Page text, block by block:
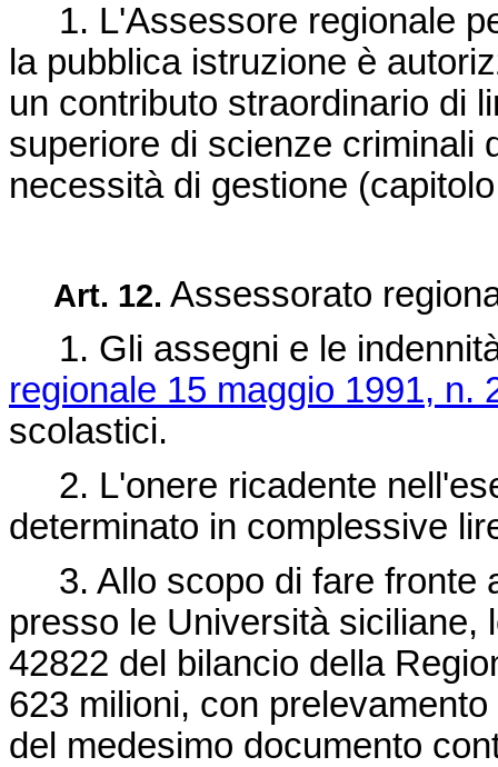
1. L'Assessore regionale
la pubblica istruzione è
un contributo straordinario di
superiore di scienze criminali
necessità di gestione
Art. 12. Assessorato
1. Gli assegni e le
regionale 15 maggio 1991, n.
scolastici.
2. L'onere ricadente
determinato in complessive
3. Allo scopo di fare fronte
presso le Università siciliane,
42822 del bilancio della
623 milioni, con
del medesimo documento